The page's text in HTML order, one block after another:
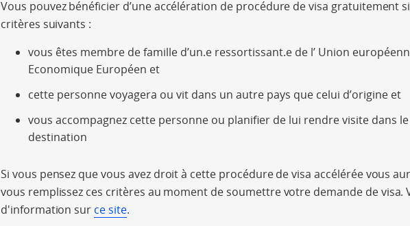
Vous pouvez bénéficier d’une accélération de procédure de visa gratuitement
critères suivants :
vous êtes membre de famille d’un.e ressortissant.e de l’ Union
Economique Européen et
cette personne voyagera ou vit dans un autre pays que celui d’origine et
vous accompagnez cette personne ou planifier de lui rendre visite dans
destination
Si vous pensez que vous avez droit à cette procédure de visa accélérée vous
vous remplissez ces critères au moment de soumettre votre demande de visa.
d'information sur ce site.